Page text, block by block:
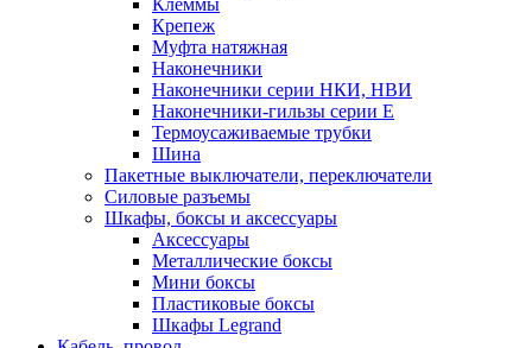
Клеммы
Крепеж
Муфта натяжная
Наконечники
Наконечники серии НКИ, НВИ
Наконечники-гильзы серии Е
Термоусаживаемые трубки
Шина
Пакетные выключатели, переключатели
Силовые разъемы
Шкафы, боксы и аксессуары
Аксессуары
Металлические боксы
Мини боксы
Пластиковые боксы
Шкафы Legrand